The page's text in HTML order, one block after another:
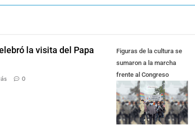
la visita del Papa
0
Figuras de la cultura se
sumaron a la marcha
frente al Congreso
contra la Ley de
Propiedad Privada